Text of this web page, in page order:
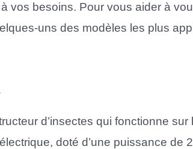
vos besoins. Pour vous aider à
uns des modèles les plus
d’insectes qui fonctionne
doté d’une puissance de